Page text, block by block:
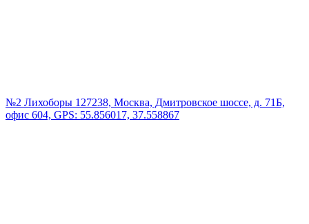
№2 Лихоборы 127238, Москва, Дмитровское шоссе, д. 71Б,
офис 604, GPS: 55.856017, 37.558867